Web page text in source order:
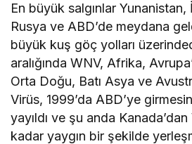
En büyük salgınlar
Rusya ve ABD’de meydana
büyük kuş göç yolları
aralığında WNV, Afrika,
Orta Doğu, Batı Asya ve
Virüs, 1999’da ABD’ye
yayıldı ve şu anda Kanada’dan
kadar yaygın bir şekilde